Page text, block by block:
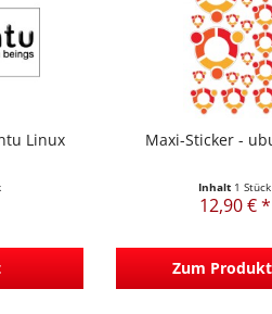
Linux Maxi-Sticker -
Inhalt 1 Stück
12,90 € *
Zum Produkt